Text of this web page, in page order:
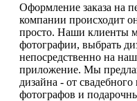
Оформление заказа на
компании происходит
просто. Наши клиенты
фотографии, выбрать
непосредственно на
приложение. Мы
дизайна - от
фотографов и